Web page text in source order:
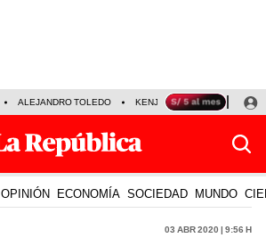
ALEJANDRO TOLEDO KENJI FUJIMORI
OPINIÓN ECONOMÍA SOCIEDAD MUNDO
03 Abr 2020 | 9:56 h